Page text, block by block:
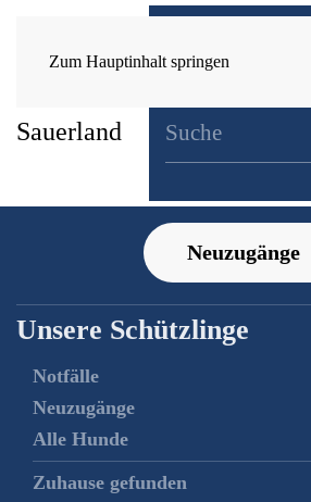
Zum Hauptinhalt springen
Neuzugänge
Unsere Schützlinge
Notfälle
Neuzugänge
Alle Hunde
Zuhause gefunden